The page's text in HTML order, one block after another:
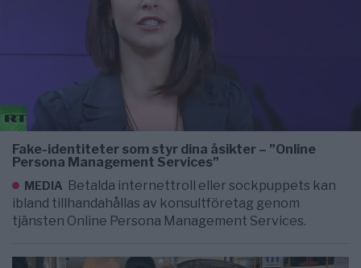
Fake-identiteter som styr dina åsikter – ”Online
Persona Management Services”
MEDIA Betalda internettroll eller sockpuppets kan
ibland tillhandahållas av konsultföretag genom
tjänsten Online Persona Management Services.